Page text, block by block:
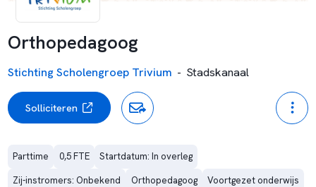
Orthopedagoog
Stichting Scholengroep Trivium - Stadskanaal
Solliciteren
Parttime 0,5 FTE
Startdatum: In overleg
Zij-instromers: Onbekend
Orthopedagoog
Voortgezet onderwijs